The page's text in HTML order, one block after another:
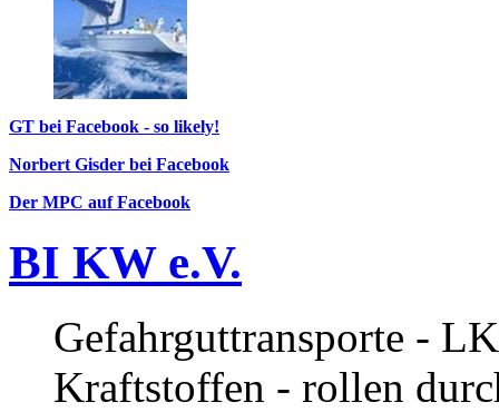
GT bei Facebook - so likely!
Norbert Gisder bei Facebook
Der MPC auf Facebook
BI KW e.V.
Gefahrguttransporte -
Kraftstoffen - rollen